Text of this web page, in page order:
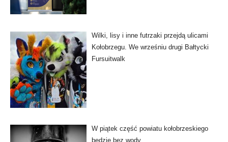
Wilki, lisy i inne futrzaki przejdą ulicami
Kołobrzegu. We wrześniu drugi Bałtycki
Fursuitwalk
W piątek część powiatu kołobrzeskiego
będzie bez wody